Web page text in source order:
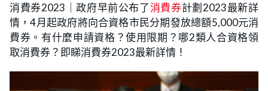
消費券2023｜政府早前公布了消費券計劃2023最新詳
情，4月起政府將向合資格市民分期發放總額5,000元消
費券。有什麼申請資格？使用限期？哪2類人合資格領
取消費券？即睇消費券2023最新詳情！